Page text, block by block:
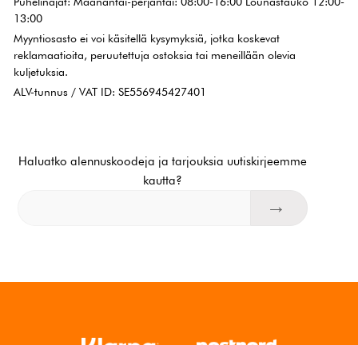
13:00
Myyntiosasto ei voi käsitellä kysymyksiä, jotka koskevat
reklamaatioita, peruutettuja ostoksia tai meneillään olevia
kuljetuksia.
ALV-tunnus / VAT ID: SE556945427401
Haluatko alennuskoodeja ja tarjouksia uutiskirjeemme
kautta?